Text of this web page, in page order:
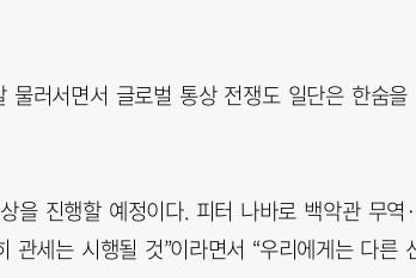
러서면서 글로벌 통상 전쟁도 일단은 한숨을
을 진행할 예정이다. 피터 나바로 백악관 무역·
세는 시행될 것”이라면서 “우리에게는 다른